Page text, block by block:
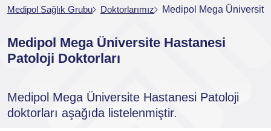
Medipol Sağlık Grubu Doktorlarımız Medipol Mega
Medipol Mega Üniversite Hastanesi
Patoloji Doktorları
Medipol Mega Üniversite Hastanesi Patoloji
doktorları aşağıda listelenmiştir.